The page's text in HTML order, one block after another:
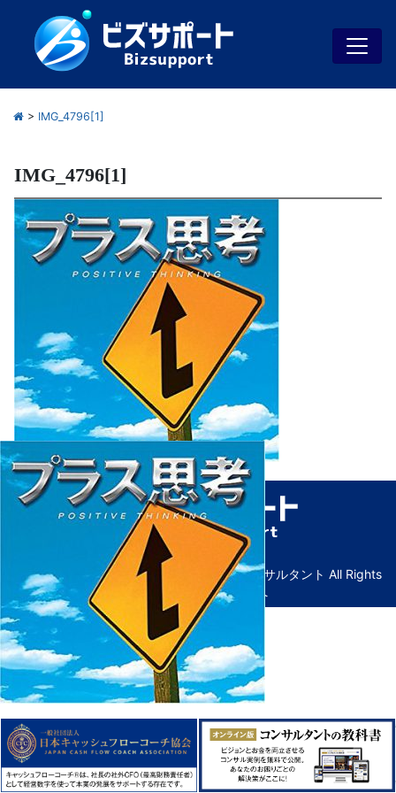
> IMG_4796[1]
IMG_4796[1]
© Copyright ビズサポート｜広島の経営コンサルタント All Rights
Reserved. ｜ 管理画面へ